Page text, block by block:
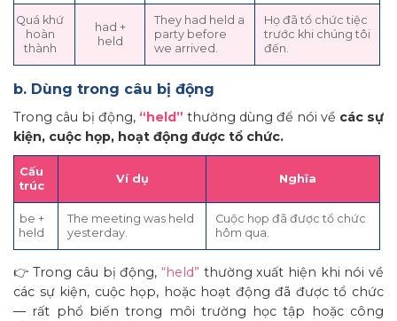
Quá khứ
hoàn
thành
had +
held
They had held a
party before
we arrived.
Họ đã tổ chức tiệc
trước khi chúng tôi
đến.
b. Dùng trong câu bị động
Trong câu bị động, “held” thường dùng để nói về các sự
kiện, cuộc họp, hoạt động được tổ chức.
Cấu
trúc
Ví dụ Nghĩa
be +
held
The meeting was held
yesterday.
Cuộc họp đã được tổ chức
hôm qua.
👉 Trong câu bị động, “held” thường xuất hiện khi nói về
các sự kiện, cuộc họp, hoặc hoạt động đã được tổ chức
— rất phổ biến trong môi trường học tập hoặc công